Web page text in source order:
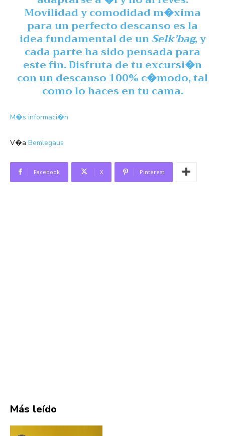
Movilidad y comodidad m�xima
para un perfecto descanso es la
idea fundamental de unSelk’bag, y
cada parte ha sido pensada para
este fin. Disfruta de tu excursi�n
con un descanso 100% c�modo, tal
como lo haces en tu cama.
M�s informaci�n
V�a Bemlegaus
Facebook X Pinterest
Más leído